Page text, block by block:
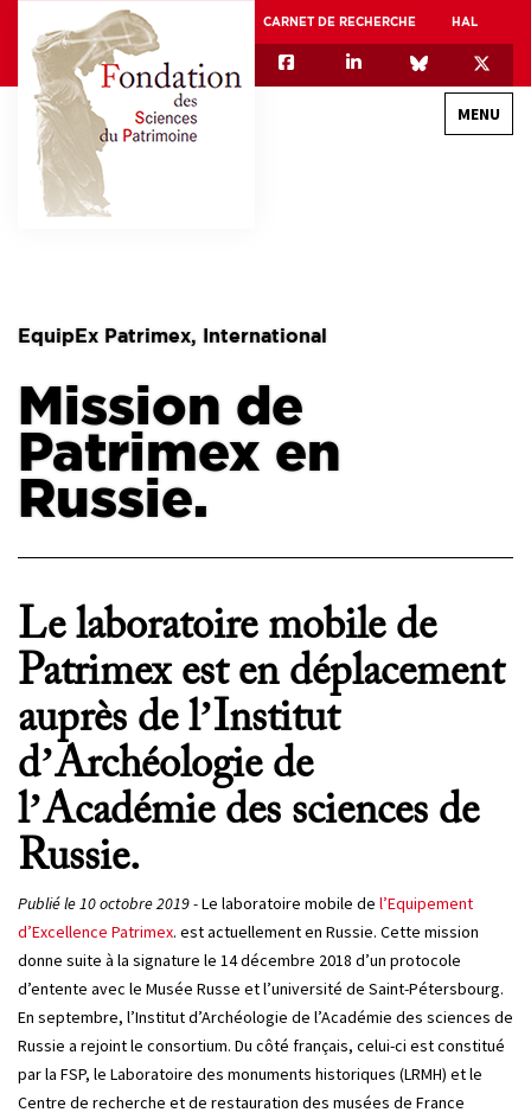
CARNET DE RECHERCHE HAL
MENU
ASSOCIATION DES JEUNES CHERCHEURS EN SCIENCES DU PATRIMOINE – AFJ2CSP
CHERCHEURS
APPELS À PROJETS
AGENDA
EquipEx Patrimex, International
Mission de
Patrimex en
Russie.
Le laboratoire mobile de
Patrimex est en déplacement
auprès de l’Institut
d’Archéologie de
l’Académie des sciences de
Russie.
Publié le 10 octobre 2019 -Le laboratoire mobile de l’Equipement
d’Excellence Patrimex. est actuellement en Russie. Cette mission
donne suite à la signature le 14 décembre 2018 d’un protocole
d’entente avec le Musée Russe et l’université de Saint-Pétersbourg.
En septembre, l’Institut d’Archéologie de l’Académie des sciences de
Russie a rejoint le consortium. Du côté français, celui-ci est constitué
par la FSP, le Laboratoire des monuments historiques (LRMH) et le
Centre de recherche et de restauration des musées de France